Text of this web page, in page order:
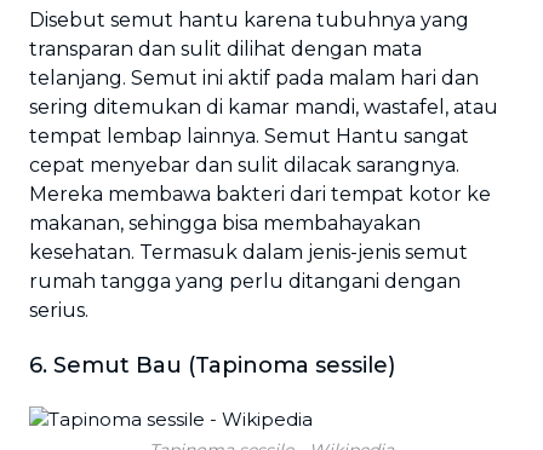
Disebut semut hantu karena tubuhnya yang
transparan dan sulit dilihat dengan mata
telanjang. Semut ini aktif pada malam hari dan
sering ditemukan di kamar mandi, wastafel, atau
tempat lembap lainnya. Semut Hantu sangat
cepat menyebar dan sulit dilacak sarangnya.
Mereka membawa bakteri dari tempat kotor ke
makanan, sehingga bisa membahayakan
kesehatan. Termasuk dalam jenis-jenis semut
rumah tangga yang perlu ditangani dengan
serius.
6. Semut Bau (Tapinoma sessile)